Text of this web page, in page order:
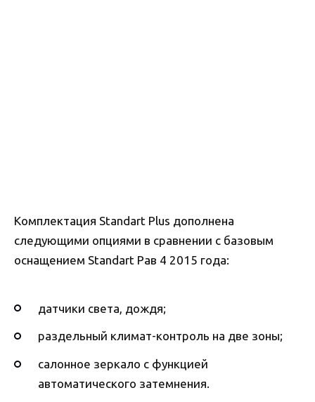
Комплектация Standart Plus дополнена
следующими опциями в сравнении с базовым
оснащением Standart Рав 4 2015 года:
датчики света, дождя;
раздельный климат-контроль на две зоны;
салонное зеркало с функцией
автоматического затемнения.